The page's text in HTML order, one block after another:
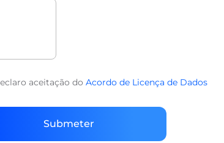
aceitação do Acordo de Licença de Dados
Submeter